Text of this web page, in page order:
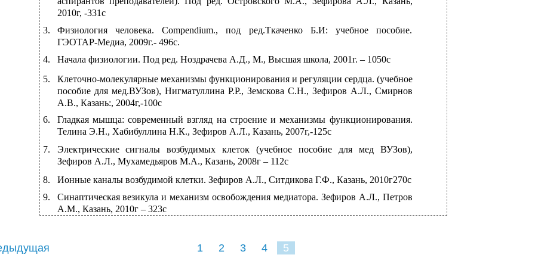
2010г, -331с
3.
Физиология человека. Compendium., под ред.Ткаченко Б.И: учебное пособие.
ГЭОТАР-Медиа, 2009г.- 496с.
4.
Начала физиологии. Под ред. Ноздрачева А.Д., М., Высшая школа, 2001г. – 1050с
5.
Клеточно-молекулярныемеханизмы функционирования и регуляции сердца. (учебное
пособие для мед.ВУЗов), Нигматуллина Р.Р., Земскова С.Н., Зефиров А.Л., Смирнов
А.В., Казань:, 2004г,-100с
6.
Гладкая мышца: современный взгляд на строение и механизмы функционирования.
Телина Э.Н., Хабибуллина Н.К., Зефиров А.Л., Казань, 2007г,-125с
7.
Электрические сигналы возбудимых клеток (учебное пособие для мед ВУЗов),
Зефиров А.Л., Мухамедьяров М.А., Казань, 2008г – 112с
8.
Ионные каналы возбудимой клетки. Зефиров А.Л., Ситдикова Г.Ф., Казань, 2010г270с
9.
Синаптическая везикула и механизм освобождения медиатора. Зефиров А.Л., Петров
А.М., Казань, 2010г – 323с
1 2 3 4 5